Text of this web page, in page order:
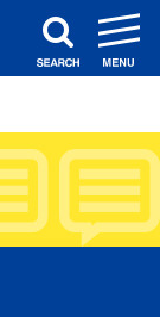
search